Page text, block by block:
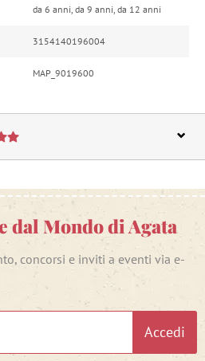
da 6 anni, da 9 anni, da 12 anni
3154140196004
MAP_9019600
dal Mondo di Agata
concorsi e inviti a eventi via e-
Accedi